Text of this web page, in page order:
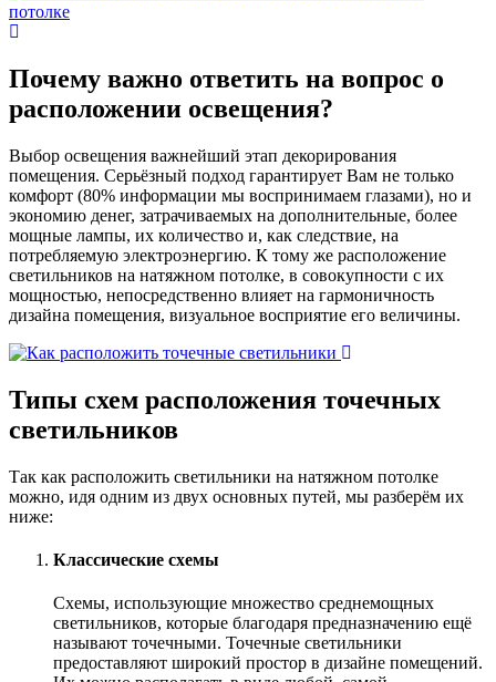
Почему важно ответить на вопрос о
расположении освещения?
Выбор освещения важнейший этап декорирования
помещения. Серьёзный подход гарантирует Вам не только
комфорт (80% информации мы воспринимаем глазами), но и
экономию денег, затрачиваемых на дополнительные, более
мощные лампы, их количество и, как следствие, на
потребляемую электроэнергию. К тому же расположение
светильников на натяжном потолке, в совокупности с их
мощностью, непосредственно влияет на гармоничность
дизайна помещения, визуальное восприятие его величины.
Типы схем расположения точечных
светильников
Так как расположить светильники на натяжном потолке
можно, идя одним из двух основных путей, мы разберём их
ниже:
Классические схемы
Схемы, использующие множество среднемощных
светильников, которые благодаря предназначению ещё
называют точечными. Точечные светильники
предоставляют широкий простор в дизайне помещений.